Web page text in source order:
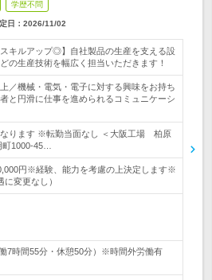
学歴不問
日： 2026/11/02
スキルアップ◎】自社製品の生産を支える設
の生産技術を幅広く担当いただきます！
上／機械・電気・電子に対する興味をお持ち
と円滑に仕事を進められるコミュニケーシ
ります ※転勤当面なし ＜大阪工場 柏原
町1000-45…
円※経験、能力を考慮の上決定します※
変更なし）
7時間55分・休憩50分）※時間外労働有